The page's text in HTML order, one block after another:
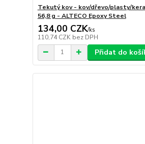
Tekutý kov - kov/dřevo/plasty/
56,8 g - ALTECO Epoxy Steel
134,00 CZK/ks
110,74 CZK bez DPH
Přidat do